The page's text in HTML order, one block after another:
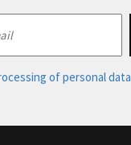
of personal data